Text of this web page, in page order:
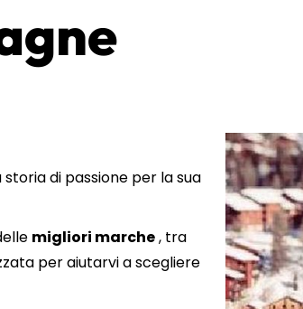
storia di passione per la sua
migliori marche, tra
per aiutarvi a scegliere